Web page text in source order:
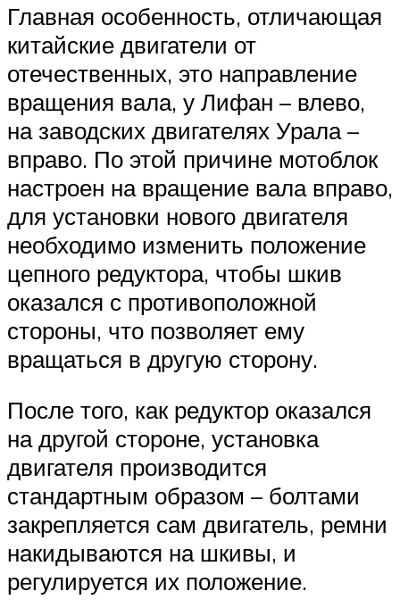
Главная особенность, отличающая
китайские двигатели от
отечественных, это направление
вращения вала, у Лифан – влево,
на заводских двигателях Урала –
вправо. По этой причине мотоблок
настроен на вращение вала вправо,
для установки нового двигателя
необходимо изменить положение
цепного редуктора, чтобы шкив
оказался с противоположной
стороны, что позволяет ему
вращаться в другую сторону.
После того, как редуктор оказался
на другой стороне, установка
двигателя производится
стандартным образом – болтами
закрепляется сам двигатель, ремни
накидываются на шкивы, и
регулируется их положение.